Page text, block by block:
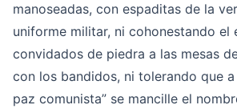
manoseadas, con espaditas de la
uniforme militar, ni cohonestando el
convidados de piedra a las mesas
con los bandidos, ni tolerando que a
paz comunista” se mancille el